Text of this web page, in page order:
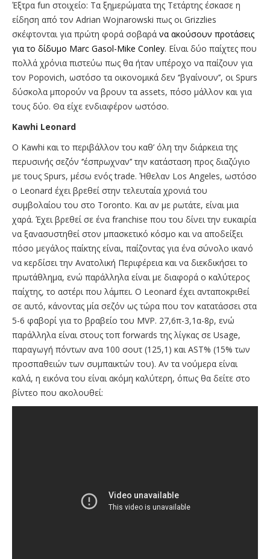
Έξτρα fun στοιχείο: Τα ξημερώματα της Τετάρτης έσκασε η
είδηση από τον Adrian Wojnarowski πως οι Grizzlies
σκέφτονται για πρώτη φορά σοβαρά να ακούσουν προτάσεις
για το δίδυμο Marc Gasol-Mike Conley. Είναι δύο παίχτες που
πολλά χρόνια πιστεύω πως θα ήταν υπέροχο να παίζουν για
τον Popovich, ωστόσο τα οικονομικά δεν ‘’βγαίνουν’’, οι Spurs
δύσκολα μπορούν να βρουν τα assets, πόσο μάλλον και για
τους δύο. Θα είχε ενδιαφέρον ωστόσο.
Kawhi Leonard
O Kawhi και το περιβάλλον του καθ’ όλη την διάρκεια της
περυσινής σεζόν ‘’έσπρωχναν’’ την κατάσταση προς διαζύγιο
με τους Spurs, μέσω ενός trade. Ήθελαν Los Angeles, ωστόσο
ο Leonard έχει βρεθεί στην τελευταία χρονιά του
συμβολαίου του στο Toronto. Και αν με ρωτάτε, είναι μια
χαρά. Έχει βρεθεί σε ένα franchise που του δίνει την ευκαιρία
να ξανασυστηθεί στον μπασκετικό κόσμο και να αποδείξει
πόσο μεγάλος παίκτης είναι, παίζοντας για ένα σύνολο ικανό
να κερδίσει την Ανατολική Περιφέρεια και να διεκδικήσει το
πρωτάθλημα, ενώ παράλληλα είναι με διαφορά ο καλύτερος
παίχτης, το αστέρι που λάμπει. Ο Leonard έχει ανταποκριθεί
σε αυτό, κάνοντας μία σεζόν ως τώρα που τον κατατάσσει στα
5-6 φαβορί για το βραβείο του MVP. 27,6π-3,1α-8ρ, ενώ
παράλληλα είναι στους τοπ forwards της λίγκας σε Usage,
παραγωγή πόντων ανα 100 σουτ (125,1) και AST% (15% των
προσπαθειών των συμπαικτών του). Αν τα νούμερα είναι
καλά, η εικόνα του είναι ακόμη καλύτερη, όπως θα δείτε στο
βίντεο που ακολουθεί: